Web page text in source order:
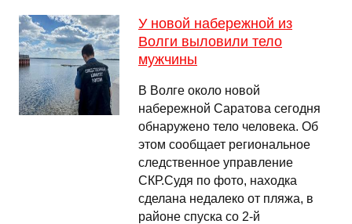
У новой набережной из
Волги выловили тело
мужчины
В Волге около новой
набережной Саратова сегодня
обнаружено тело человека. Об
этом сообщает региональное
следственное управление
СКР.Судя по фото, находка
сделана недалеко от пляжа, в
районе спуска со 2-й